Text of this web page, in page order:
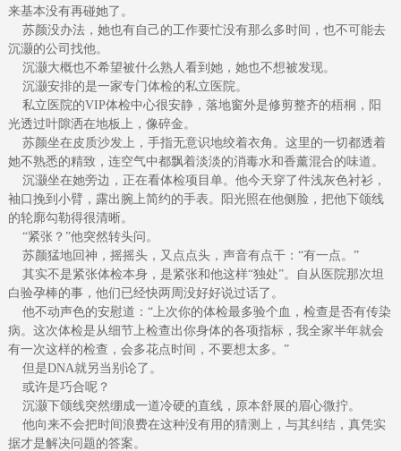
来基本没有再碰她了。
苏颜没办法，她也有自己的工作要忙没有那么多时间，也不可能去
沉灏的公司找他。
沉灏大概也不希望被什么熟人看到她，她也不想被发现。
沉灏安排的是一家专门体检的私立医院。
私立医院的VIP体检中心很安静，落地窗外是修剪整齐的梧桐，阳
光透过叶隙洒在地板上，像碎金。
苏颜坐在皮质沙发上，手指无意识地绞着衣角。这里的一切都透着
她不熟悉的精致，连空气中都飘着淡淡的消毒水和香薰混合的味道。
沉灏坐在她旁边，正在看体检项目单。他今天穿了件浅灰色衬衫，
袖口挽到小臂，露出腕上简约的手表。阳光照在他侧脸，把他下颌线
的轮廓勾勒得很清晰。
“紧张？”他突然转头问。
苏颜猛地回神，摇摇头，又点点头，声音有点干：“有一点。”
其实不是紧张体检本身，是紧张和他这样“独处”。自从医院那次坦
白验孕棒的事，他们已经快两周没好好说过话了。
他不动声色的安慰道：“上次你的体检最多验个血，检查是否有传染
病。这次体检是从细节上检查出你身体的各项指标，我全家半年就会
有一次这样的检查，会多花点时间，不要想太多。”
但是DNA就另当别论了。
或许是巧合呢？
沉灏下颌线突然绷成一道冷硬的直线，原本舒展的眉心微拧。
他向来不会把时间浪费在这种没有用的猜测上，与其纠结，真凭实
据才是解决问题的答案。